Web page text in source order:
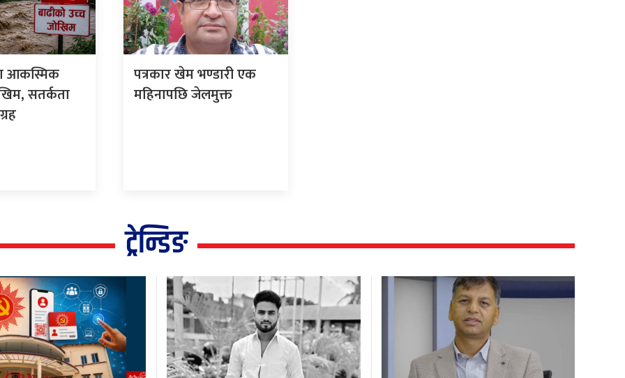
आकस्मिक
सतर्कता
पत्रकार खेम भण्डारी एक
महिनापछि जेलमुक्त
ट्रेन्डिङ